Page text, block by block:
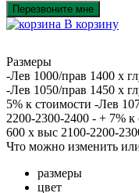
Перезвоните мне
В корзину
Размеры
-Лев 1000/прав 1400 х
-Лев 1050/прав 1450 х
5% к стоимости -Лев
2200-2300-2400 - + 7%
600 х выс 2100-2200-
Что можно изменить
размеры
цвет